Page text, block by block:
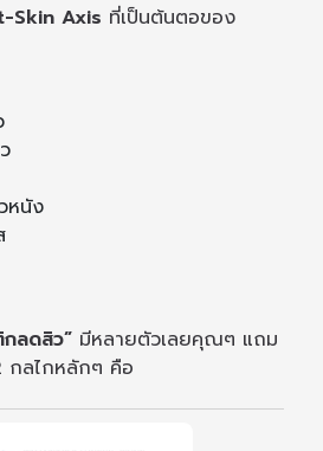
Skin Axis ที่เป็นต้นตอของ
หนัง
ลดสิว” มีหลายตัวเลยคุณๆ แถม
กลไกหลักๆ คือ